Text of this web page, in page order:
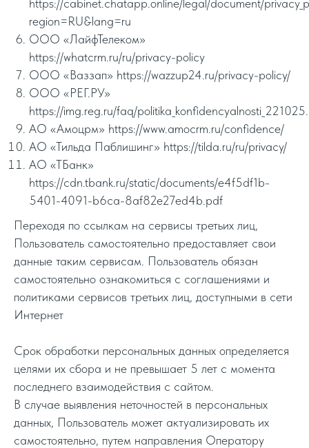
https://cabinet.chatapp.online/legal/document/
region=RU&lang=ru
ООО «ЛайфТелеком»
https://whatcrm.ru/ru/privacy-policy
ООО «Ваззап» https://wazzup24.ru/privacy-policy/
ООО «РЕГ.РУ»
https://img.reg.ru/faq/
АО «Амоцрм» https://www.amocrm.ru/confidence/
АО «Тильда Паблишинг» https://tilda.ru/ru/privacy/
АО «ТБанк»
https://cdn.tbank.ru/static/documents/e4f5df1b-
5401-4091-b6ca-8af82e27ed4b.pdf
Переходя по ссылкам на сервисы третьих лиц,
Пользователь самостоятельно предоставляет свои
данные таким сервисам. Пользователь обязан
самостоятельно ознакомиться с соглашениями и
политиками сервисов третьих лиц, доступными в сети
Интернет
Срок обработки персональных данных определяется
целями их сбора и не превышает 5 лет с момента
последнего взаимодействия с сайтом.
В случае выявления неточностей в персональных
данных, Пользователь может актуализировать их
самостоятельно, путем направления Оператору